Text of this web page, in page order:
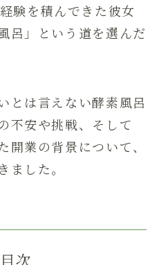
験を積んできた彼女
呂」という道を選んだ
とは言えない酵素風呂
不安や挑戦、そして
開業の背景について、
ました。
目次